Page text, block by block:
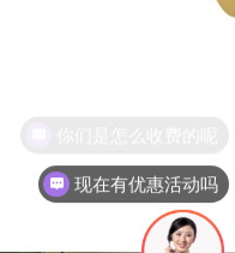
现在有优惠活动吗